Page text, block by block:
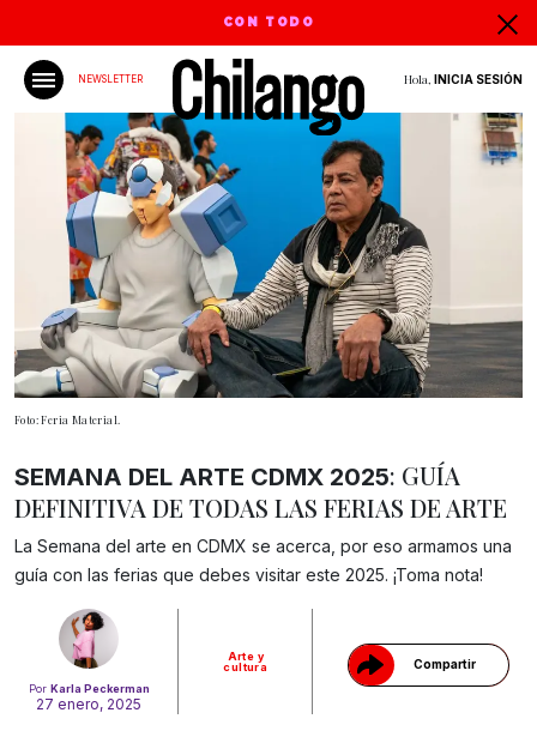
CON TODO
NEWSLETTER Hola, INICIA SESIÓN
Foto: Feria Material.
Por Karla Peckerman
27 enero, 2025
Arte y
cultura
Compartir
Gracias!
SEMANA DEL ARTE CDMX 2025: GUÍA
DEFINITIVA DE TODAS LAS FERIAS DE ARTE
La Semana del arte en CDMX se acerca, por eso armamos una
guía con las ferias que debes visitar este 2025. ¡Toma nota!